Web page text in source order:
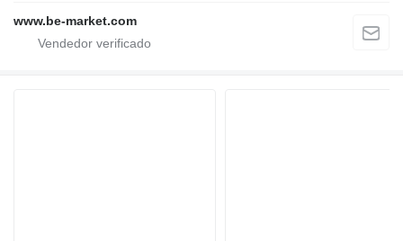
www.be-market.com